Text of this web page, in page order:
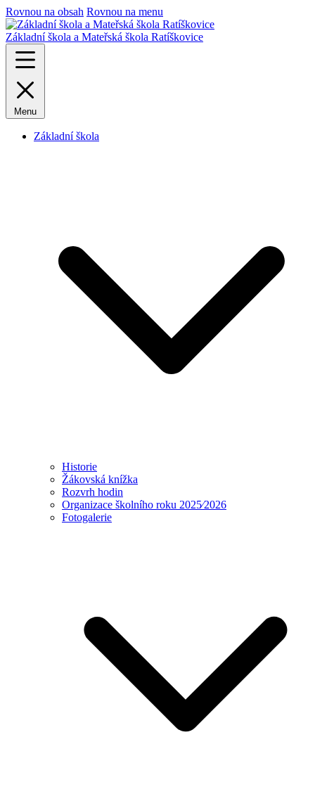
Rovnou na obsah Rovnou na menu
Základní škola a Mateřská škola Ratíškovice
Menu
Základní škola
Historie
Žákovská knížka
Rozvrh hodin
Organizace školního roku 2025⁄2026
Fotogalerie